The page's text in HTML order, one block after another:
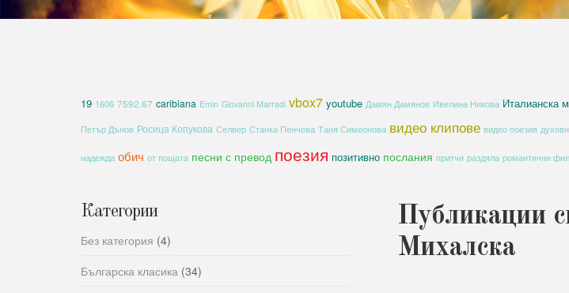
19 1606 7592.67 caribiana Emin Giovanni Marradi vbox7 youtube Дамян Дамянов Ивелина Никова Италианска
Петър Дънов Росица Копукова Селвер Станка Пенчева Таня Симеонова видео клипове видео поезия
надежда обич от пощата песни с превод поезия позитивно послания притчи раздяла романтични
Публикации
Михалска
Категории
Без категория (4)
Българска класика (34)